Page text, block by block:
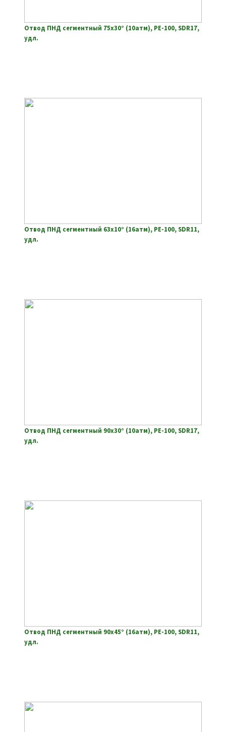
Отвод ПНД сегментный 75х30° (10атм), РЕ-100, SDR17,
удл.
Отвод ПНД сегментный 63х10° (16атм), РЕ-100, SDR11,
удл.
Отвод ПНД сегментный 90х30° (10атм), РЕ-100, SDR17,
удл.
Отвод ПНД сегментный 90х45° (16атм), РЕ-100, SDR11,
удл.